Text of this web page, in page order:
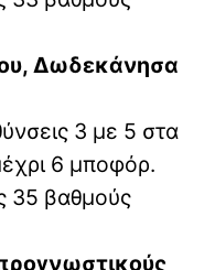
Δωδεκάνησα
3 με 5 στα
6 μποφόρ.
35 βαθμούς